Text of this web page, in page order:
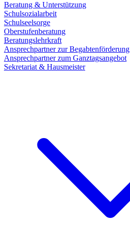
Beratung & Unterstützung
Schulsozialarbeit
Schulseelsorge
Oberstufenberatung
Beratungslehrkraft
Ansprechpartner zur Begabtenförderung
Ansprechpartner zum Ganztagsangebot
Sekretariat & Hausmeister